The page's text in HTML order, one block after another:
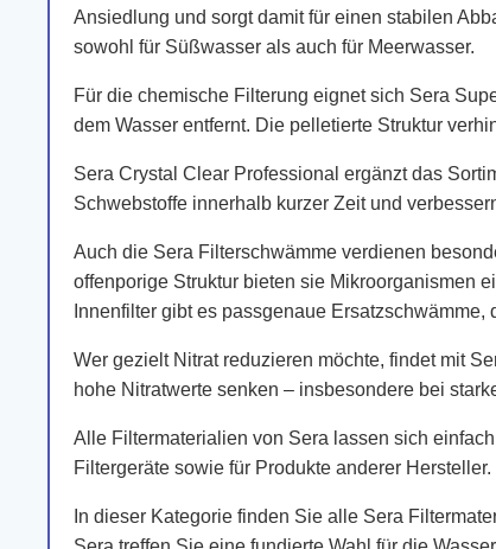
Ansiedlung und sorgt damit für einen stabilen
sowohl für Süßwasser als auch für Meerwasser.
Für die chemische Filterung eignet sich Sera
dem Wasser entfernt. Die pelletierte Struktur
Sera Crystal Clear Professional ergänzt das
Schwebstoffe innerhalb kurzer Zeit und
Auch die Sera Filterschwämme verdienen
offenporige Struktur bieten sie Mikroorganismen
Innenfilter gibt es passgenaue
Wer gezielt Nitrat reduzieren möchte, findet mit
hohe Nitratwerte senken – insbesondere bei
Alle Filtermaterialien von Sera lassen sich
Filtergeräte sowie für Produkte anderer
In dieser Kategorie finden Sie alle Sera